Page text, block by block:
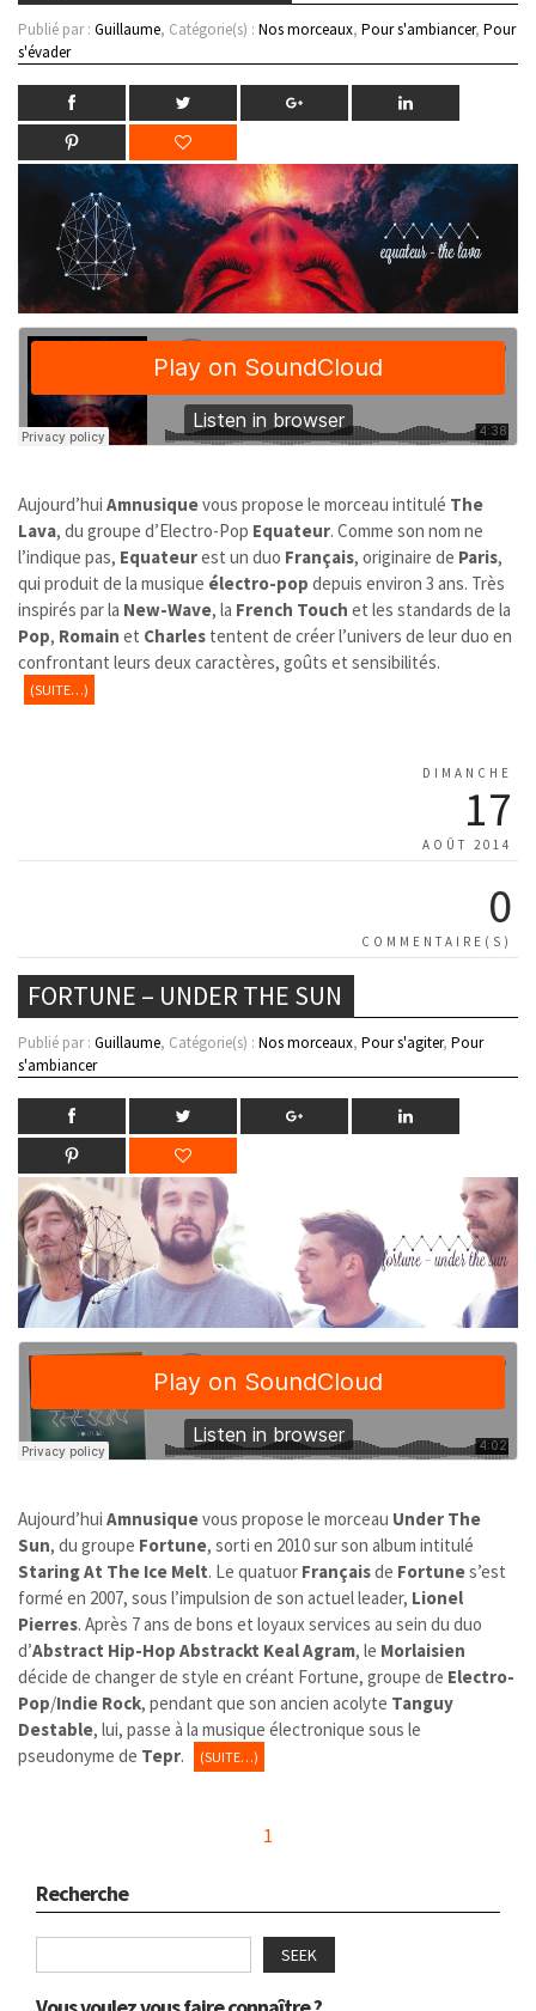
Publié par : Guillaume, Catégorie(s) : Nos morceaux, Pour s'ambiancer, Pour
s'évader
Aujourd’hui Amnusiquevous propose le morceau intitulé The
Lava, du groupe d’Electro-Pop Equateur. Comme son nom ne
l’indique pas, Equateurest un duo Français, originaire de Paris,
qui produit de la musique électro-pop depuis environ 3 ans. Très
inspirés par la New-Wave, la French Touch et les standards de la
Pop, Romain et Charles tentent de créer l’univers de leur duo en
confrontant leurs deux caractères, goûts et sensibilités.
(SUITE…)
DIMANCHE
17
AOÛT 2014
0
COMMENTAIRE(S)
FORTUNE – UNDER THE SUN
Publié par : Guillaume, Catégorie(s) : Nos morceaux, Pour s'agiter, Pour
s'ambiancer
Aujourd’hui Amnusiquevous propose le morceau Under The
Sun, du groupe Fortune, sorti en 2010 sur son album intitulé
Staring At The Ice Melt. Le quatuor Françaisde Fortunes’est
formé en 2007, sous l’impulsion de son actuel leader, Lionel
Pierres. Après 7 ans de bons et loyaux services au sein du duo
d’Abstract Hip-Hop Abstrackt Keal Agram, le Morlaisien
décide de changer de style en créant Fortune, groupe de Electro-
Pop/Indie Rock, pendant que son ancien acolyte Tanguy
Destable, lui, passe à la musique électronique sous le
pseudonyme de Tepr. (SUITE…)
1
Recherche
SEEK